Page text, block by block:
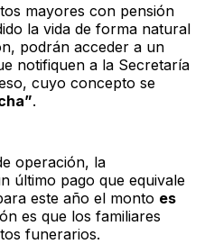
mayores con pensión
la vida de forma natural
podrán acceder a un
notifiquen a la Secretaría
cuyo concepto se
.
operación, la
último pago que equivale
este año el monto es
es que los familiares
funerarios.